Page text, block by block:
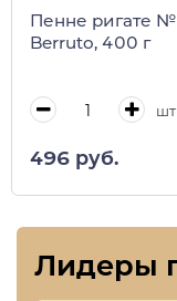
Пенне ригате
Berruto, 400 г
шт
496 руб.
Лидеры